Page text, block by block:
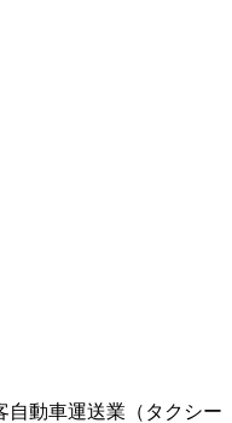
自動車運送業（タクシー